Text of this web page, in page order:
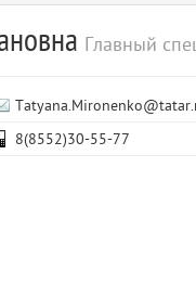
Главный
8(8552)30-55-77